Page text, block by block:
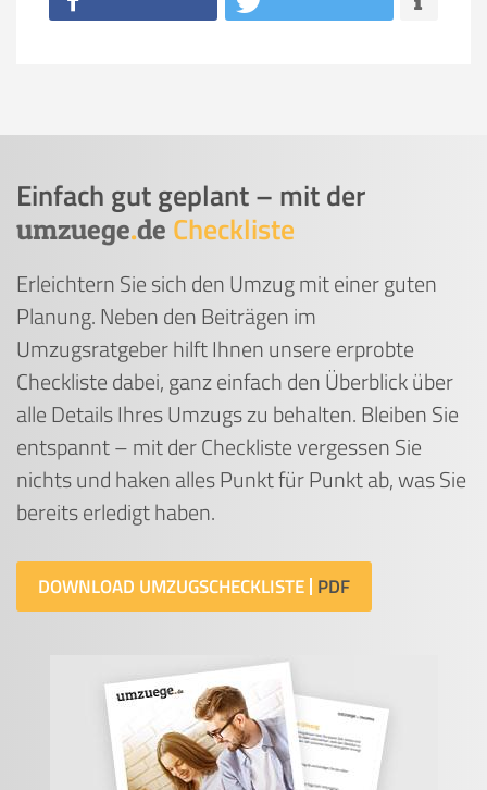
Einfach gut geplant – mit der
umzuege.de Checkliste
Erleichtern Sie sich den Umzug mit einer guten
Planung. Neben den Beiträgen im
Umzugsratgeber hilft Ihnen unsere erprobte
Checkliste dabei, ganz einfach den Überblick über
alle Details Ihres Umzugs zu behalten. Bleiben Sie
entspannt – mit der Checkliste vergessen Sie
nichts und haken alles Punkt für Punkt ab, was Sie
bereits erledigt haben.
DOWNLOAD UMZUGSCHECKLISTE